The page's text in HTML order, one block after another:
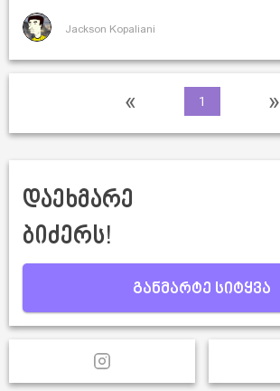
Jackson Kopaliani
« 1 »
დაეხმარე
ბიძერს!
განმარტე სიტყვა